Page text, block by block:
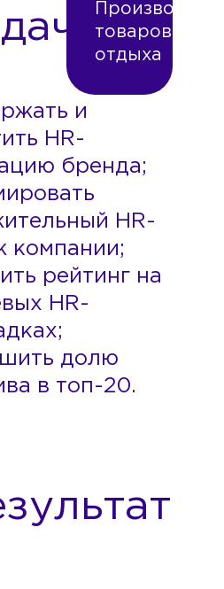
и
HR-
бренда;
HR-
компании;
рейтинг на
HR-
долю
в топ-20.
товаров для
отдыха